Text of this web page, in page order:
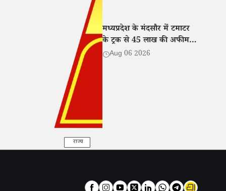
राज्य
मध्यप्रदेश के मंदसौर में टमाटर
के ट्रक से 45 लाख की अफीम
बरामद, तीन तस्कर गिरफ्तार
Aug 06 2026